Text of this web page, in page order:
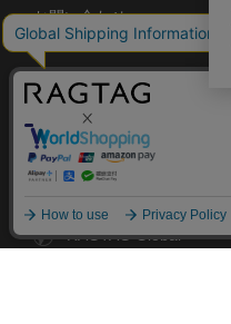
お問い合わせ
RAGTAG 公式アプリ
RAGTAG MEMBER'S
RAGTAG Global